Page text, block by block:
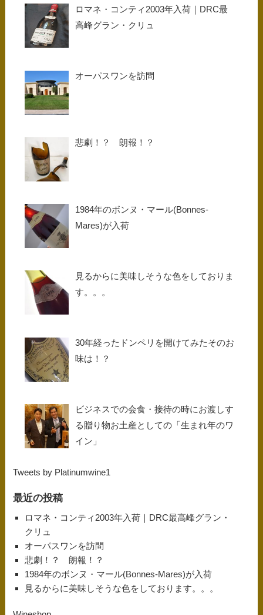
ロマネ・コンティ2003年入荷｜DRC最
高峰グラン・クリュ
オーパスワンを訪問
悲劇！？ 朗報！？
1984年のボンヌ・マール(Bonnes-
Mares)が入荷
見るからに美味しそうな色をしておりま
す。。。
30年経ったドンペリを開けてみたそのお
味は！？
ビジネスでの会食・接待の時にお渡しす
る贈り物お土産としての「生まれ年のワ
イン」
Tweets by Platinumwine1
最近の投稿
ロマネ・コンティ2003年入荷｜DRC最高峰グラン・
クリュ
オーパスワンを訪問
悲劇！？ 朗報！？
1984年のボンヌ・マール(Bonnes-Mares)が入荷
見るからに美味しそうな色をしております。。。